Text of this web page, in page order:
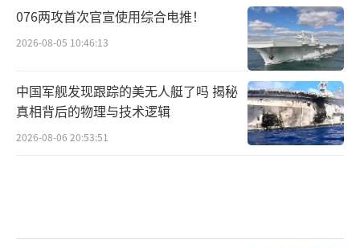
076两攻首次官宣使用综合电推！
2026-08-05 10:46:13
中国军舰发现跟踪的美无人艇了吗 揭秘
真相背后的物理与技术逻辑
2026-08-06 20:53:51